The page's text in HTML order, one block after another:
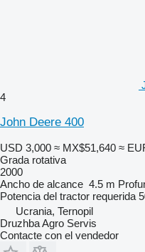
4
John Deere 400
USD 3,000 ≈ MX$51,640 ≈
Grada rotativa
2000
Ancho de alcance 4.5 m
Potencia del tractor requerida
Ucrania, Ternopil
Druzhba Agro Servis
Contacte con el vendedor